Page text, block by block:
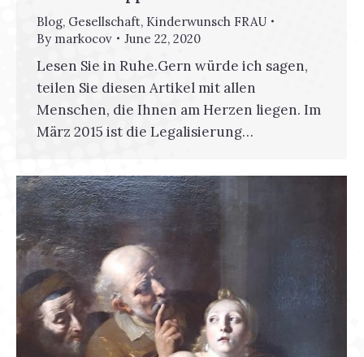
Blog, Gesellschaft, Kinderwunsch FRAU
By markocov June 22, 2020
Lesen Sie in Ruhe.Gern würde ich sagen,
teilen Sie diesen Artikel mit allen
Menschen, die Ihnen am Herzen liegen. Im
März 2015 ist die Legalisierung…